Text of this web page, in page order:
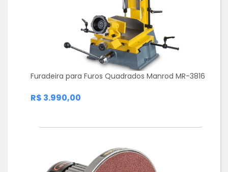
Furadeira para Furos Quadrados Manrod MR-3816
R$ 3.990,00